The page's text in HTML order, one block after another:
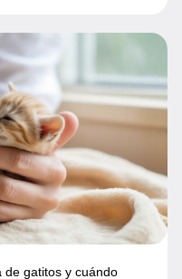
de gatitos y cuándo